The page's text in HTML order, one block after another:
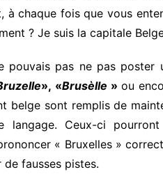
à chaque fois que vous
? Je suis la capitale
pouvais pas ne pas
», «Brusèlle »ou
belge sont remplis de
langage. Ceux-ci pourront
« Bruxelles »
fausses pistes.